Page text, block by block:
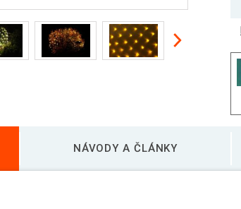
NÁVODY A ČLÁNKY